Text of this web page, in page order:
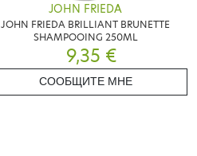
JOHN FRIEDA
JOHN FRIEDA BRILLIANT BRUNETTE
SHAMPOOING 250ML
9,35 €
СООБЩИТЕ МНЕ